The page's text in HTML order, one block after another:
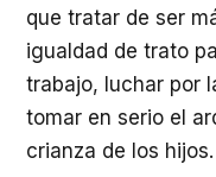
que tratar de ser
igualdad de trato
trabajo, luchar por
tomar en serio el
crianza de los hijos.